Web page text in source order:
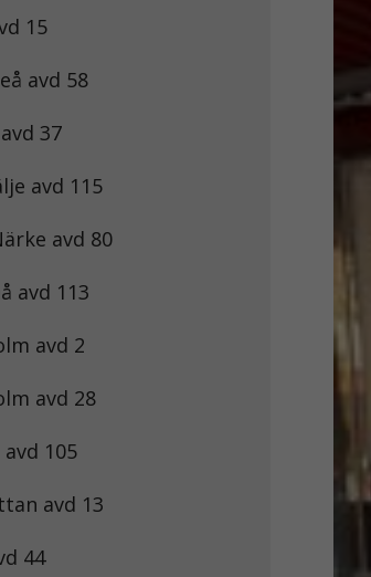
15
avd 58
37
avd 115
avd 80
avd 113
avd 2
avd 28
avd 105
avd 13
44